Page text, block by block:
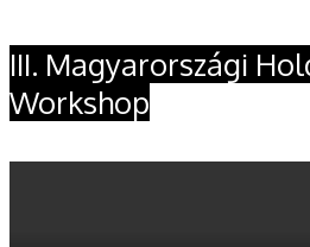
III. Magyarországi
Workshop